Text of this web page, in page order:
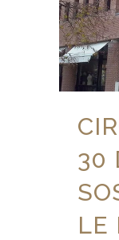
30
LE